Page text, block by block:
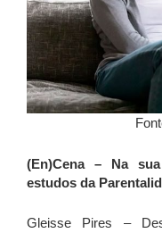
(En)Cena – Na
estudos da
Gleisse Pires –